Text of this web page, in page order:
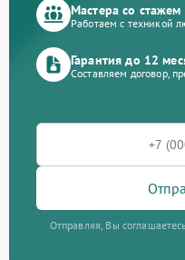
Мастера со стажем
Работаем с техникой
Гарантия до 12
Составляем договор,
Отправляя, Вы